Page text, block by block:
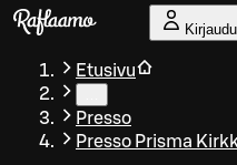
Siirry pääsisältöön
Kirjaudu
Etusivu
Presso
Presso Prisma